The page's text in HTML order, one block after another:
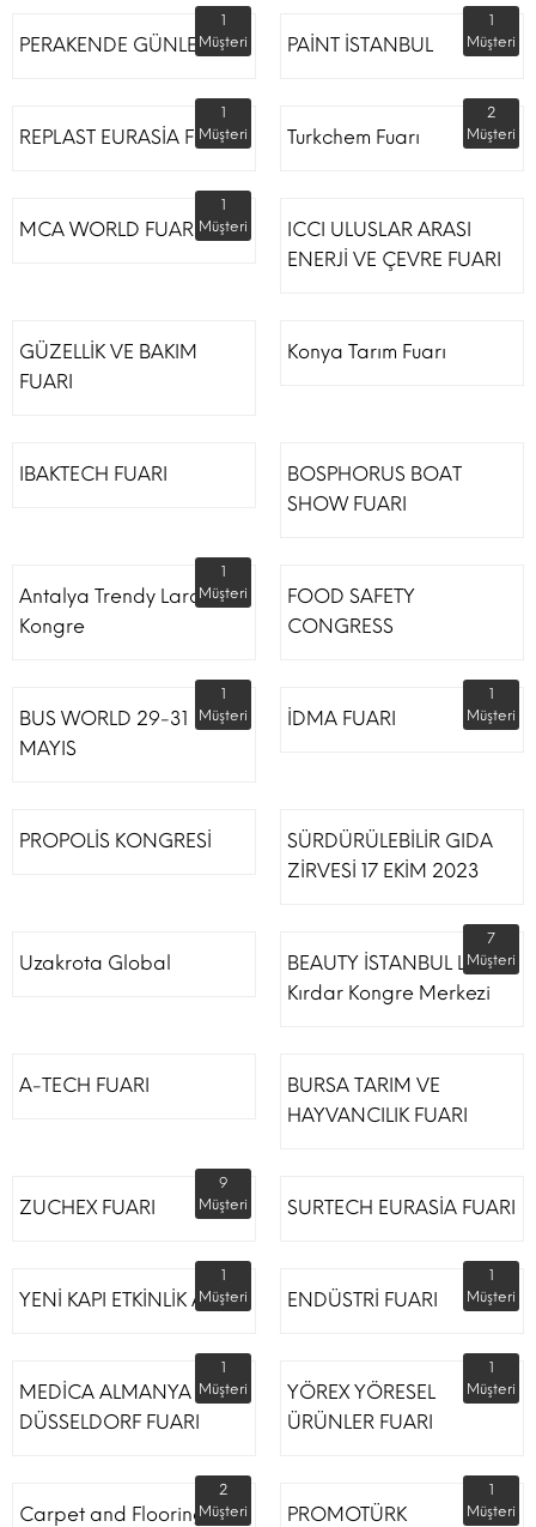
PERAKENDE GÜNLERİ
1
Müşteri
PAİNT İSTANBUL
1
Müşteri
REPLAST EURASİA FUARI
1
Müşteri
Turkchem Fuarı
2
Müşteri
MCA WORLD FUARI
1
Müşteri
ICCI ULUSLAR ARASI
ENERJİ VE ÇEVRE FUARI
GÜZELLİK VE BAKIM
FUARI
Konya Tarım Fuarı
IBAKTECH FUARI
BOSPHORUS BOAT
SHOW FUARI
Antalya Trendy Lara Otel
Kongre
1
Müşteri
FOOD SAFETY
CONGRESS
BUS WORLD 29-31
MAYIS
1
Müşteri
İDMA FUARI
1
Müşteri
PROPOLİS KONGRESİ
SÜRDÜRÜLEBİLİR GIDA
ZİRVESİ 17 EKİM 2023
Uzakrota Global
BEAUTY İSTANBUL Lütfi
Kırdar Kongre Merkezi
7
Müşteri
A-TECH FUARI
BURSA TARIM VE
HAYVANCILIK FUARI
ZUCHEX FUARI
9
Müşteri
SURTECH EURASİA FUARI
YENİ KAPI ETKİNLİK ALANI
1
Müşteri
ENDÜSTRİ FUARI
1
Müşteri
MEDİCA ALMANYA
DÜSSELDORF FUARI
1
Müşteri
YÖREX YÖRESEL
ÜRÜNLER FUARI
1
Müşteri
Carpet and Flooring
2
Müşteri
PROMOTÜRK
1
Müşteri